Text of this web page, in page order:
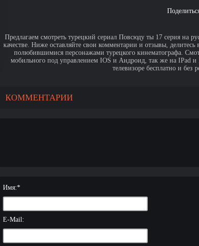
Предлагаем смотреть турецкий сериал Повсюду ты 17 серия на
качестве. Ниже оставляйте свои комментарии и отзывы,
полюбившимися персонажами турецкого кинематографа.
мобильного под управлением IOS и Андроид, так же на IPad и
телевизоре бесплатно и без
КОММЕНТАРИИ
Имя:*
E-Mail: